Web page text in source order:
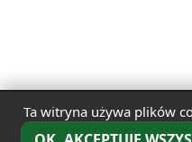
Ta witryna używa plików